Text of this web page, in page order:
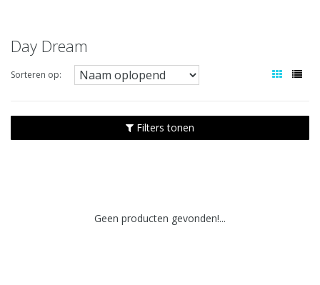
Day Dream
Sorteren op:
Filters tonen
Geen producten gevonden!...